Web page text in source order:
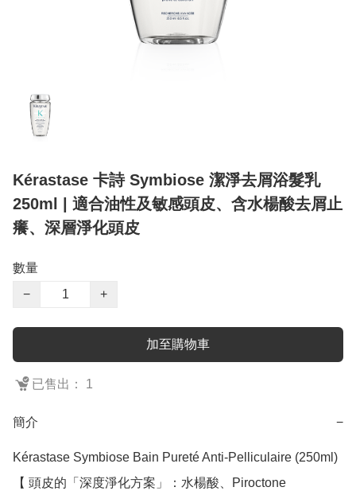
Kérastase 卡詩 Symbiose 潔淨去屑浴髮乳
250ml | 適合油性及敏感頭皮、含水楊酸去屑止
癢、深層淨化頭皮
數量
−
+
加至購物車
已售出： 1
簡介 −
Kérastase Symbiose Bain Pureté Anti-Pelliculaire (250ml)
【 頭皮的「深度淨化方案」：水楊酸、Piroctone